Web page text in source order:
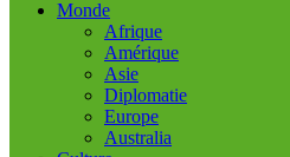
Monde
Afrique
Amérique
Asie
Diplomatie
Europe
Australia